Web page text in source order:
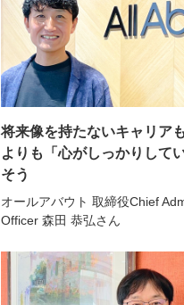
将来像を持たないキャリア
よりも「心がしっかりして
そう
オールアバウト 取締役Chief
Officer 森田 恭弘さん